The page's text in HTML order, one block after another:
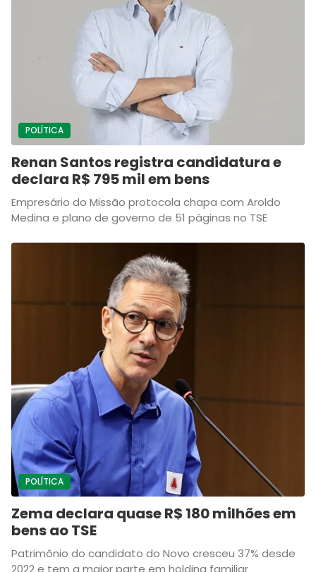
POLÍTICA
Renan Santos registra candidatura e
declara R$ 795 mil em bens
Empresário do Missão protocola chapa com Aroldo
Medina e plano de governo de 51 páginas no TSE
POLÍTICA
Zema declara quase R$ 180 milhões em
bens ao TSE
Patrimônio do candidato do Novo cresceu 37% desde
2022 e tem a maior parte em holding familiar